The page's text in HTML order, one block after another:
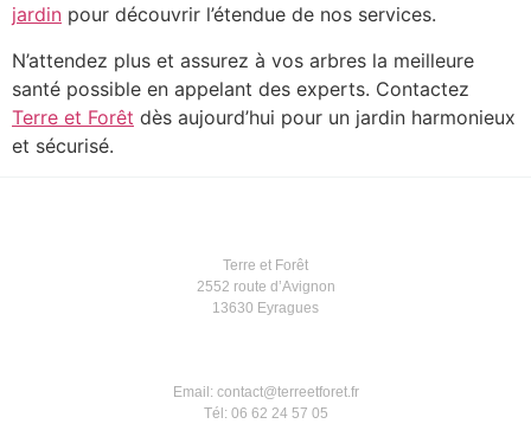
jardin pour découvrir l’étendue de nos services.
N’attendez plus et assurez à vos arbres la meilleure
santé possible en appelant des experts. Contactez
Terre et Forêt dès aujourd’hui pour un jardin harmonieux
et sécurisé.
Terre et Forêt
2552 route d’Avignon
13630 Eyragues
Email: contact@terreetforet.fr
Tél: 06 62 24 57 05